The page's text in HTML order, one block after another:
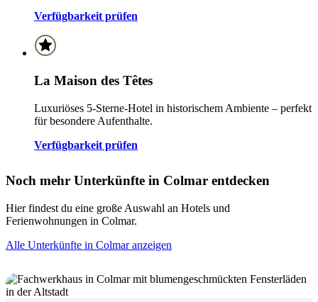
Verfügbarkeit prüfen
La Maison des Têtes
Luxuriöses 5-Sterne-Hotel in historischem Ambiente – perfekt
für besondere Aufenthalte.
Verfügbarkeit prüfen
Noch mehr Unterkünfte in Colmar entdecken
Hier findest du eine große Auswahl an Hotels und
Ferienwohnungen in Colmar.
Alle Unterkünfte in Colmar anzeigen